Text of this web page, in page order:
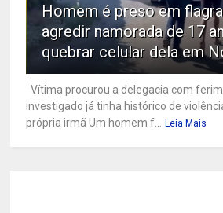
Homem é preso em
agredir namorada de 17
quebrar celular dela em
Vítima procurou a delegacia com
investigado já tinha histórico de
própria irmã Um homem f...
Leia Mais